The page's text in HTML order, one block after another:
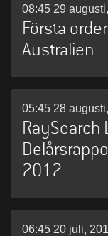
08:45 29
Första
Australien
05:45 28
RaySearch
2012
06:45 20 juli,